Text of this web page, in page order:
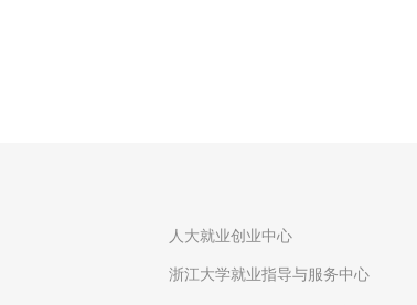
人大就业创业中心
浙江大学就业指导与服务中心